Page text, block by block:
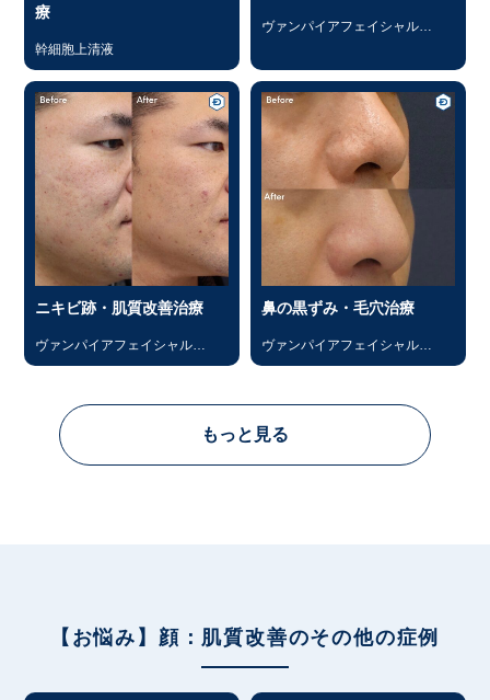
療
幹細胞上清液
ヴァンパイアフェイシャル
ニキビ跡・肌質改善治療
ヴァンパイアフェイシャル
（PRP）
鼻の黒ずみ・毛穴治療
ヴァンパイアフェイシャル
（PRP）
もっと見る
【お悩み】顔：肌質改善のその他の症例